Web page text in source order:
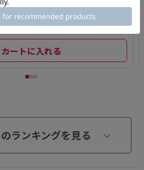
¥ 550(税込)～
カートに入れる
ランキングを見る